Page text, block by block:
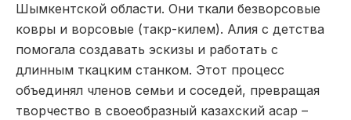
Шымкентской области. Они ткали безворсовые
ковры и ворсовые (такр-килем). Алия с детства
помогала создавать эскизы и работать с
длинным ткацким станком. Этот процесс
объединял членов семьи и соседей, превращая
творчество в своеобразный казахский асар –